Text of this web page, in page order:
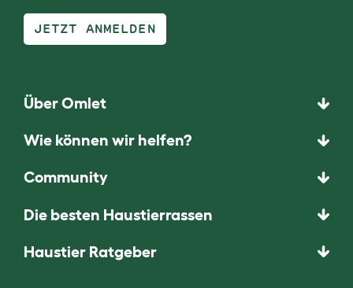
JETZT ANMELDEN
Über Omlet
Wie können wir helfen?
Community
Die besten Haustierrassen
Haustier Ratgeber